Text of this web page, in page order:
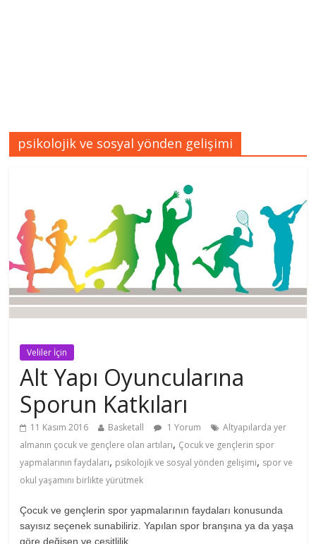
psikolojik ve sosyal yönden gelişimi
Veliler İçin
Alt Yapı Oyuncularına
Sporun Katkıları
11 Kasım 2016 Basketall 1 Yorum
Altyapılarda yer
almanın çocuk ve gençlere olan artıları, Çocuk ve gençlerin spor
yapmalarının faydaları, psikolojik ve sosyal yönden gelişimi, spor ve
okul yaşamını birlikte yürütmek
Çocuk ve gençlerin spor yapmalarının faydaları konusunda
sayısız seçenek sunabiliriz. Yapılan spor branşına ya da yaşa
göre değişen ve çeşitlilik